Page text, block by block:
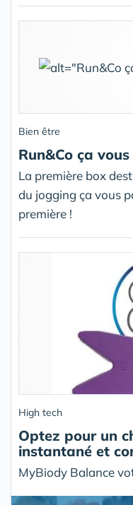
Bien être
Run&Co ça
La première box
du jogging ça vous
première !
High tech
Optez pour un
instantané et
MyBiody Balance